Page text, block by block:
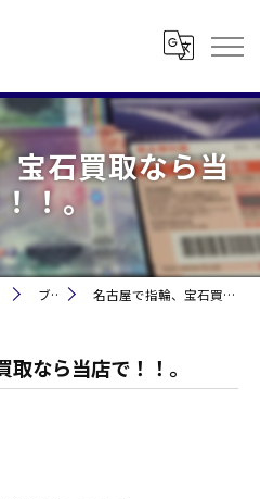
宝石買取なら当
！。
ブログ 名古屋で指輪、宝石買取なら当店で！！。
なら当店で！！。